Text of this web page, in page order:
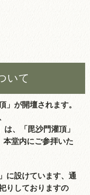
いて
」が開壇されます。
は、「毘沙門灌頂」
本堂内にご参拝いた
に設けています、通
りしておりますの